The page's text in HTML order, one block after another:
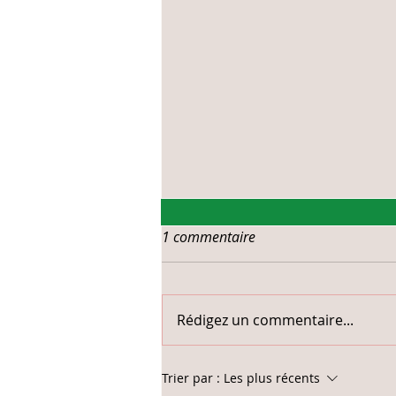
Acupuncture et anxiété :
1 commentaire
Rédigez un commentaire...
Trier par : Les plus récents